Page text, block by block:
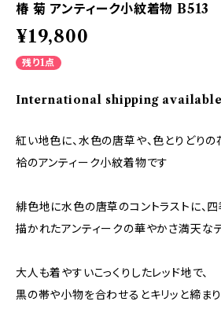
椿 菊 アンティーク小紋着物 B513
¥19,800
残り1点
International shipping available
紅い地色に、水色の唐草や、色とりどり
袷のアンティーク小紋着物です
緋色地に水色の唐草のコントラストに、
描かれたアンティークの華やかさ満天な
大人も着やすいこっくりしたレッド地で、
黒の帯や小物を合わせるとキリッと締ま